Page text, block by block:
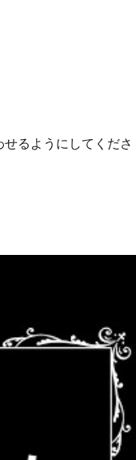
るようにしてくださ